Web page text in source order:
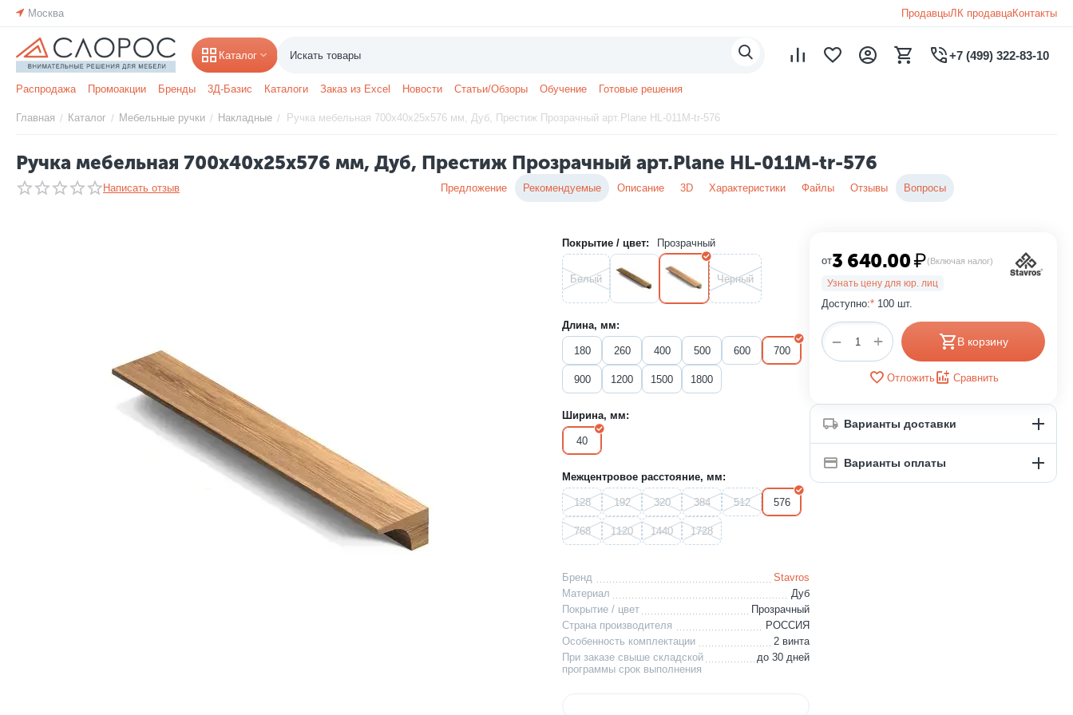
Москва ПродавцыЛК продавцаКонтакты
Каталог +7 (499) 322-83-10
Распродажа Промоакции Бренды 3Д-Базис Каталоги Заказ из Excel Новости Статьи/Обзоры Обучение Готовые решения
Главная / Каталог / Мебельные ручки / Накладные / Ручка мебельная 700x40x25x576 мм, Дуб, Престиж Прозрачный арт.Plane HL-011M-tr-576
Ручка мебельная 700x40x25x576 мм, Дуб, Престиж Прозрачный арт.Plane HL-011M-tr-576
Написать отзыв Предложение Рекомендуемые Описание 3D Характеристики Файлы Отзывы Вопросы
Покрытие / цвет: Прозрачный
Белый Черный
Длина, мм:
180 260 400 500 600 700
900 1200 1500 1800
Ширина, мм:
40
Межцентровое расстояние, мм:
128 192 320 384 512 576
768 1120 1440 1728
Бренд
Stavros
Материал
Дуб
Покрытие / цвет
Прозрачный
Страна производителя
РОССИЯ
Особенность комплектации
2 винта
При заказе свыше складской
программы срок выполнения
до 30 дней
от3 640.00₽(Включая налог)
Узнать цену для юр. лиц
Доступно:* 100 шт.
+
− В корзину
Отложить Сравнить
Варианты доставки
Варианты оплаты